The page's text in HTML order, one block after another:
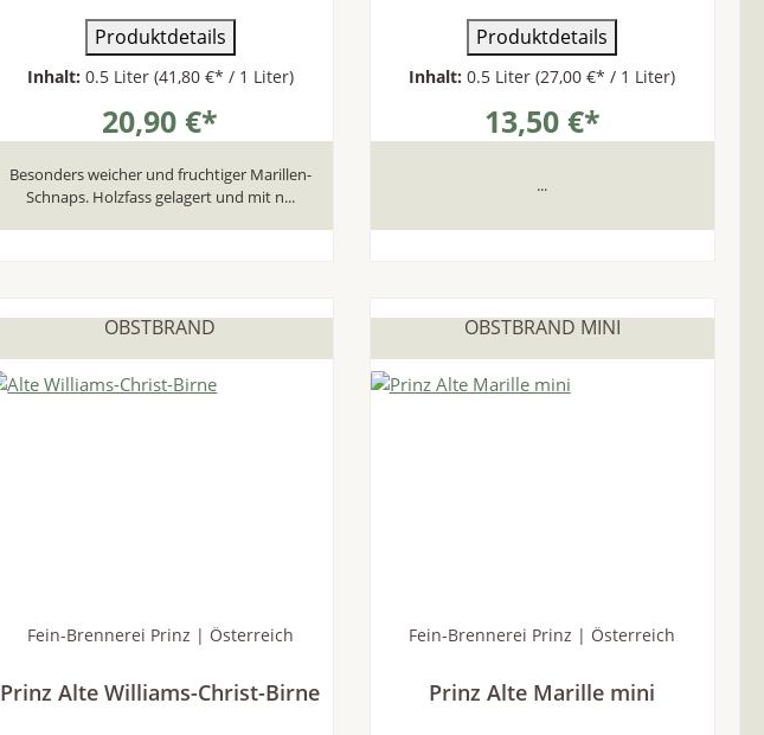
Produktdetails
Inhalt: 0.5 Liter (41,80 €* / 1 Liter)
20,90 €*
Besonders weicher und fruchtiger Marillen-
Schnaps. Holzfass gelagert und mit n...
Produktdetails
Inhalt:0.5 Liter(27,00 €* / 1 Liter)
13,50 €*
...
OBSTBRAND
Fein-Brennerei Prinz | Österreich
Prinz Alte Williams-Christ-Birne
OBSTBRAND MINI
Fein-Brennerei Prinz | Österreich
Prinz Alte Marille mini